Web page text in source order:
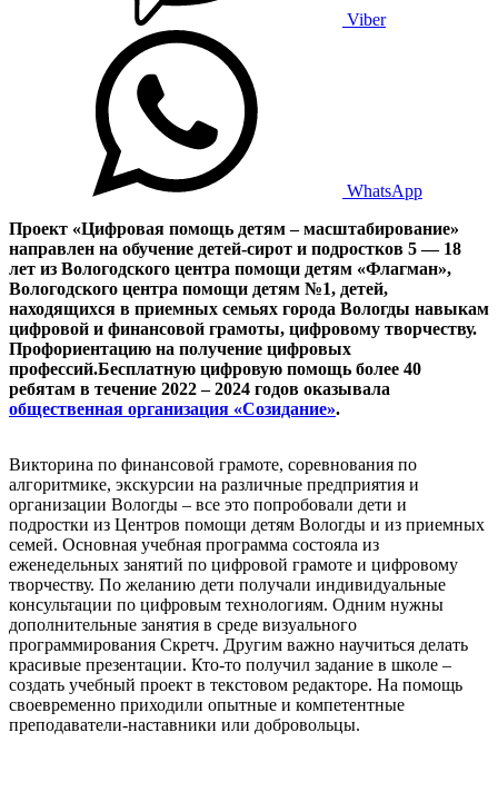
Viber
WhatsApp
Проект «Цифровая помощь детям – масштабирование»
направлен на обучение детей-сирот и подростков 5 — 18
лет из Вологодского центра помощи детям «Флагман»,
Вологодского центра помощи детям №1, детей,
находящихся в приемных семьях города Вологды навыкам
цифровой и финансовой грамоты, цифровому творчеству.
Профориентацию на получение цифровых
профессий.Бесплатную цифровую помощь более 40
ребятам в течение 2022 – 2024 годов оказывала
общественная организация «Созидание».
Викторина по финансовой грамоте, соревнования по
алгоритмике, экскурсии на различные предприятия и
организации Вологды – все это попробовали дети и
подростки из Центров помощи детям Вологды и из приемных
семей. Основная учебная программа состояла из
еженедельных занятий по цифровой грамоте и цифровому
творчеству. По желанию дети получали индивидуальные
консультации по цифровым технологиям. Одним нужны
дополнительные занятия в среде визуального
программирования Скретч. Другим важно научиться делать
красивые презентации. Кто-то получил задание в школе –
создать учебный проект в текстовом редакторе. На помощь
своевременно приходили опытные и компетентные
преподаватели-наставники или добровольцы.